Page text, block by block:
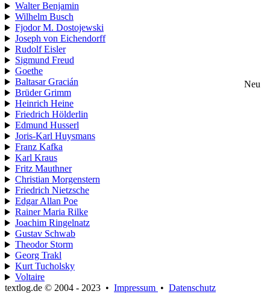
Walter Benjamin
Wilhelm Busch
Fjodor M. Dostojewski
Joseph von Eichendorff
Rudolf Eisler
Sigmund Freud
Goethe
Baltasar Gracián
Neu
Brüder Grimm
Heinrich Heine
Friedrich Hölderlin
Edmund Husserl
Joris-Karl Huysmans
Franz Kafka
Karl Kraus
Fritz Mauthner
Christian Morgenstern
Friedrich Nietzsche
Edgar Allan Poe
Rainer Maria Rilke
Joachim Ringelnatz
Gustav Schwab
Theodor Storm
Georg Trakl
Kurt Tucholsky
Voltaire
textlog.de © 2004 - 2023 • Impressum • Datenschutz